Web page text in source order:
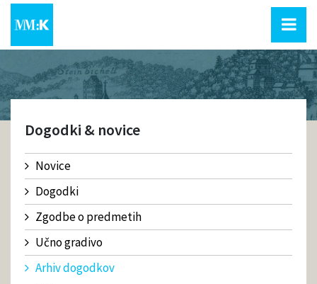
Dogodki & novice
Novice
Dogodki
Zgodbe o predmetih
Učno gradivo
Arhiv dogodkov